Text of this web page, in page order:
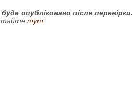
опубліковано після перевірки.
тут